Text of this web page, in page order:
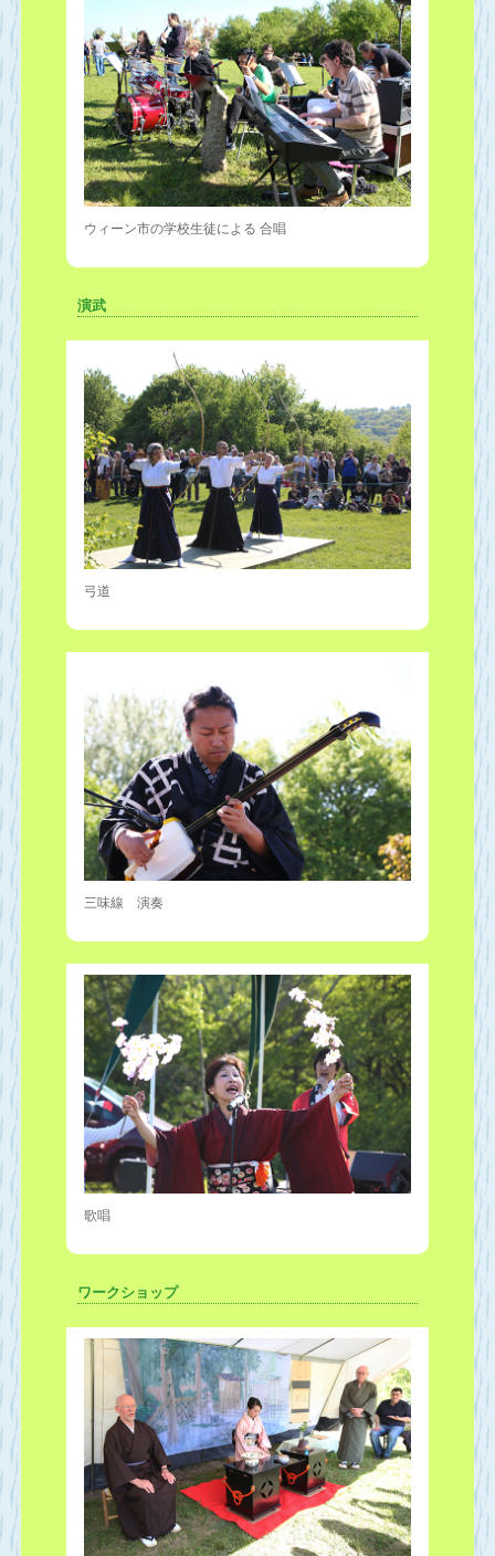
ウィーン市の学校生徒による 合唱
演武
弓道
三味線 演奏
歌唱
ワークショップ